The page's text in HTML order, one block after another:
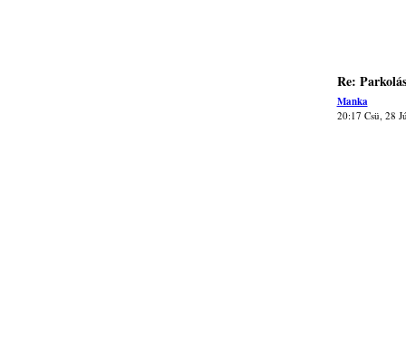
Re: Parkolás
Manka
20:17 Csü, 28